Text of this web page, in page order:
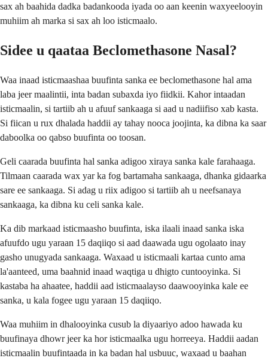
sax ah baahida dadka badankooda iyada oo aan keenin waxyeelooyin
muhiim ah marka si sax ah loo isticmaalo.
Sidee u qaataa Beclomethasone Nasal?
Waa inaad isticmaashaa buufinta sanka ee beclomethasone hal ama
laba jeer maalintii, inta badan subaxda iyo fiidkii. Kahor intaadan
isticmaalin, si tartiib ah u afuuf sankaaga si aad u nadiifiso xab kasta.
Si fiican u rux dhalada haddii ay tahay nooca joojinta, ka dibna ka saar
daboolka oo qabso buufinta oo toosan.
Geli caarada buufinta hal sanka adigoo xiraya sanka kale farahaaga.
Tilmaan caarada wax yar ka fog bartamaha sankaaga, dhanka gidaarka
sare ee sankaaga. Si adag u riix adigoo si tartiib ah u neefsanaya
sankaaga, ka dibna ku celi sanka kale.
Ka dib markaad isticmaasho buufinta, iska ilaali inaad sanka iska
afuufdo ugu yaraan 15 daqiiqo si aad daawada ugu ogolaato inay
gasho unugyada sankaaga. Waxaad u isticmaali kartaa cunto ama
la'aanteed, uma baahnid inaad waqtiga u dhigto cuntooyinka. Si
kastaba ha ahaatee, haddii aad isticmaalayso daawooyinka kale ee
sanka, u kala fogee ugu yaraan 15 daqiiqo.
Waa muhiim in dhalooyinka cusub la diyaariyo adoo hawada ku
buufinaya dhowr jeer ka hor isticmaalka ugu horreeya. Haddii aadan
isticmaalin buufintaada in ka badan hal usbuuc, waxaad u baahan